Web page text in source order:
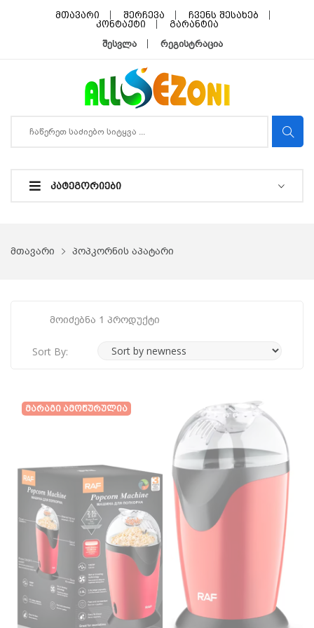
მთავარი შერჩევა
ჩვენს შესახებ
კონტაქტი
გარანტია
შესვლა რეგისტრაცია
ᲙᲐᲢᲔᲒᲝᲠᲘᲔᲑᲘ
მთავარი პოპკორნის აპატარი
Მოიძებნა 1 Პროდუქტი
Sort By:
Მარაგი Ამოწურულია